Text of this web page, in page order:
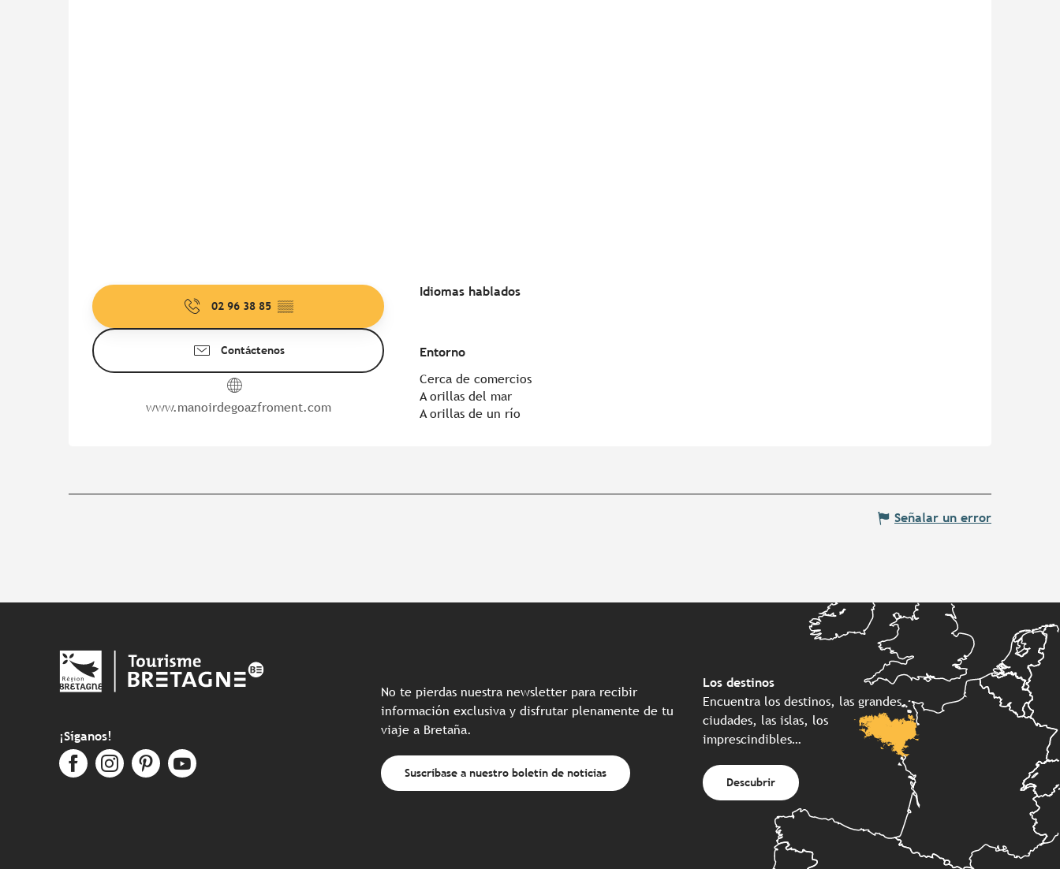
02 96 38 85 ▒▒
Contáctenos
www.manoirdegoazfroment.com
Idiomas hablados
Idiomas hablados
Entorno
Entorno
Cerca de comercios
A orillas del mar
A orillas de un río
Señalar un error
¡Síganos!
No te pierdas nuestra newsletter para recibir
información exclusiva y disfrutar plenamente de tu
viaje a Bretaña.
Suscríbase a nuestro boletín de noticias
Los destinos
Encuentra los destinos, las grandes
ciudades, las islas, los
imprescindibles…
Descubrir